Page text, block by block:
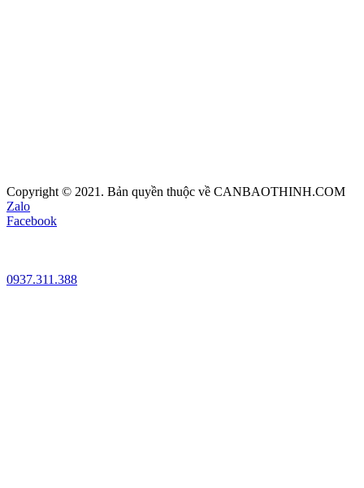
Copyright © 2021. Bản quyền thuộc về CANBAOTHINH.COM
Zalo
Facebook
0937.311.388